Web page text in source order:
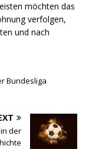
möchten das
verfolgen,
und nach
Bundesliga
der